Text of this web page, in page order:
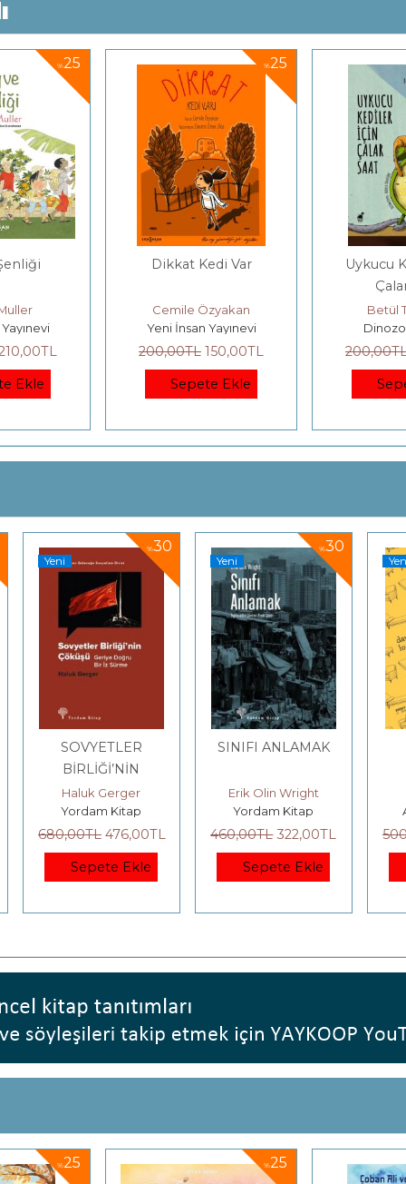
%25
,00TL
Ekle
%25
Dikkat Kedi Var
Cemile Özyakan
Yeni İnsan Yayınevi
200,00TL 150,00TL
Sepete Ekle
Uykucu
Betül
200,00
%30
Yeni
SINIFI ANLAMAK
Erik Olin Wright
Yordam Kitap
460,00TL 322,00TL
Sepete Ekle
%25
Yeni
Terapi
David Lodge
Ayrıntı Yayınları
500,00TL 375,00TL
Sepete Ekle
%25 %25